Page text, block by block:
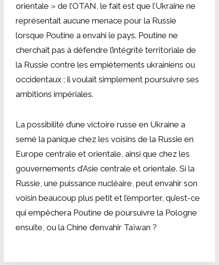
orientale » de l’OTAN, le fait est que l’Ukraine ne
représentait aucune menace pour la Russie
lorsque Poutine a envahi le pays. Poutine ne
cherchait pas à défendre l’intégrité territoriale de
la Russie contre les empiétements ukrainiens ou
occidentaux ; il voulait simplement poursuivre ses
ambitions impériales.
La possibilité d’une victoire russe en Ukraine a
semé la panique chez les voisins de la Russie en
Europe centrale et orientale, ainsi que chez les
gouvernements d’Asie centrale et orientale. Si la
Russie, une puissance nucléaire, peut envahir son
voisin beaucoup plus petit et l’emporter, qu’est-ce
qui empêchera Poutine de poursuivre la Pologne
ensuite, ou la Chine d’envahir Taïwan ?